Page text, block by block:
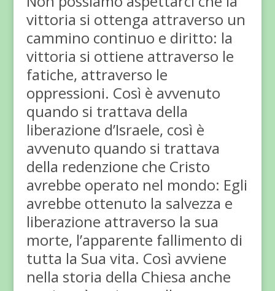
vittoria si ottenga attraverso un
cammino continuo e diritto: la
vittoria si ottiene attraverso le
fatiche, attraverso le
oppressioni. Così è avvenuto
quando si trattava della
liberazione d’Israele, così è
avvenuto quando si trattava
della redenzione che Cristo
avrebbe operato nel mondo: Egli
avrebbe ottenuto la salvezza e
liberazione attraverso la sua
morte, l’apparente fallimento di
tutta la Sua vita. Così avviene
nella storia della Chiesa anche